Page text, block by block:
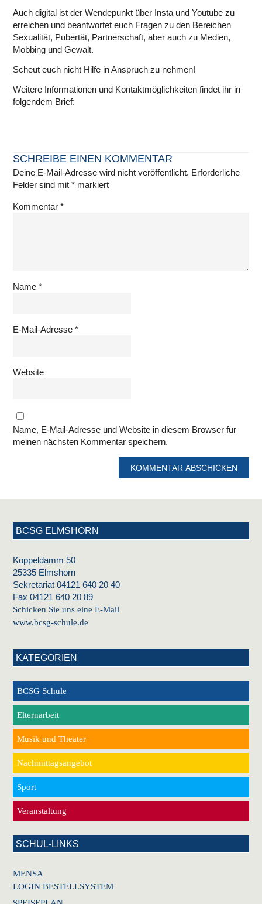
Auch digital ist der Wendepunkt über Insta und Youtube zu
erreichen und beantwortet euch Fragen zu den Bereichen
Sexualität, Pubertät, Partnerschaft, aber auch zu Medien,
Mobbing und Gewalt.
Scheut euch nicht Hilfe in Anspruch zu nehmen!
Weitere Informationen und Kontaktmöglichkeiten findet ihr in
folgendem Brief:
SCHREIBE EINEN KOMMENTAR
Deine E-Mail-Adresse wird nicht veröffentlicht. Erforderliche
Felder sind mit* markiert
Kommentar*
Name*
E-Mail-Adresse*
Website
Name, E-Mail-Adresse und Website in diesem Browser für
meinen nächsten Kommentar speichern.
BCSG ELMSHORN
Koppeldamm 50
25335 Elmshorn
Sekretariat 04121 640 20 40
Fax 04121 640 20 89
Schicken Sie uns eine E-Mail
www.bcsg-schule.de
KATEGORIEN
BCSG Schule
Elternarbeit
Musik und Theater
Nachmittagsangebot
Sport
Veranstaltung
SCHUL-LINKS
MENSA
LOGIN BESTELLSYSTEM